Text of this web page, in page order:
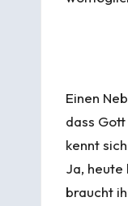
Einen
dass
kennt
Ja,
braucht